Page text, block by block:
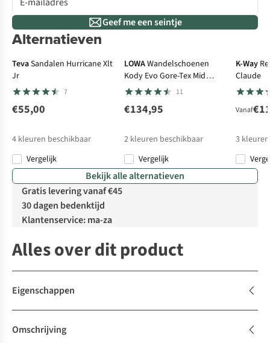
Geef me een seintje
Alternatieven
TevaSandalen Hurricane Xlt
Jr
7
€55,00
4 kleuren beschikbaar
Vergelijk
LOWAWandelschoenen
Kody Evo Gore-Tex Mid
Junior
11
€134,95
2 kleuren beschikbaar
Vergelijk
K-Way
Claude
Vanaf
3
Bekijk alle alternatieven
Gratis levering vanaf €45
30 dagen bedenktijd
Klantenservice: ma-za
Alles over dit product
Eigenschappen
Omschrijving